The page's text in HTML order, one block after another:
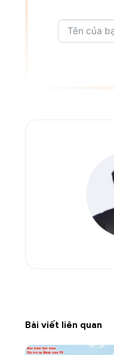
Bài viết liên quan